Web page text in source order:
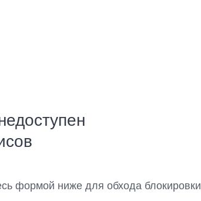
формой ниже для обхода блокировки